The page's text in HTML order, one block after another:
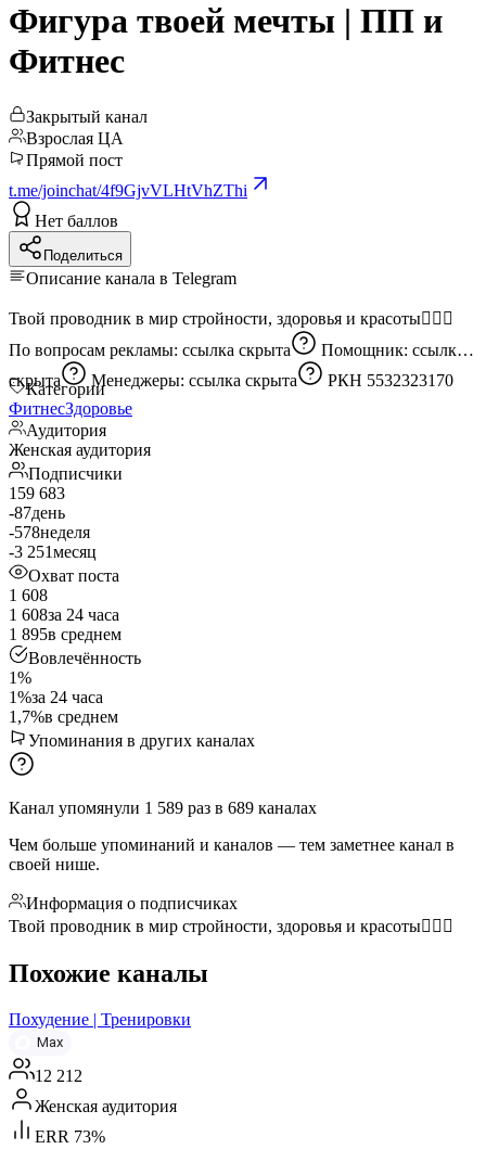
Фигура твоей мечты | ПП и
Фитнес
Закрытый канал
Взрослая ЦА
Прямой пост
t.me/joinchat/4f9GjvVLHtVhZThi
Нет баллов
Поделиться
Описание канала в Telegram
Твой проводник в мир стройности, здоровья и красоты🧘🏻‍♀️
По вопросам рекламы: ссылка скрыта Помощник: ссылка
скрыта
Менеджеры: ссылка скрыта РКН 5532323170
Категории
ФитнесЗдоровье
Аудитория
Женская аудитория
Подписчики
159 683
-87день
-578неделя
-3 251месяц
Охват поста
1 608
1 608за 24 часа
1 895в среднем
Вовлечённость
1%
1%за 24 часа
1,7%в среднем
Упоминания в других каналах
Канал упомянули 1 589 раз в 689 каналах
Чем больше упоминаний и каналов — тем заметнее канал в
своей нише.
Информация о подписчиках
Твой проводник в мир стройности, здоровья и красоты🧘🏻‍♀️
Похожие каналы
Похудение | Тренировки
Max
12 212
Женская аудитория
ERR 73%